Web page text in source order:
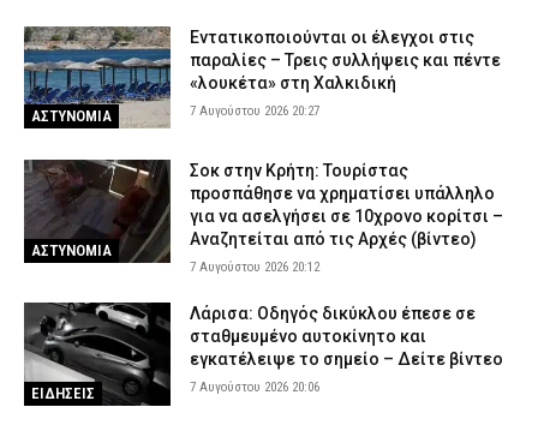
ΑΣΤΥΝΟΜΙΑ
Εντατικοποιούνται οι έλεγχοι στις
παραλίες – Τρεις συλλήψεις και πέντε
«λουκέτα» στη Χαλκιδική
7 Αυγούστου 2026 20:27
ΑΣΤΥΝΟΜΙΑ
Σοκ στην Κρήτη: Τουρίστας
προσπάθησε να χρηματίσει υπάλληλο
για να ασελγήσει σε 10χρονο κορίτσι –
Αναζητείται από τις Αρχές (βίντεο)
7 Αυγούστου 2026 20:12
ΕΙΔΗΣΕΙΣ
Λάρισα: Οδηγός δικύκλου έπεσε σε
σταθμευμένο αυτοκίνητο και
εγκατέλειψε το σημείο – Δείτε βίντεο
7 Αυγούστου 2026 20:06